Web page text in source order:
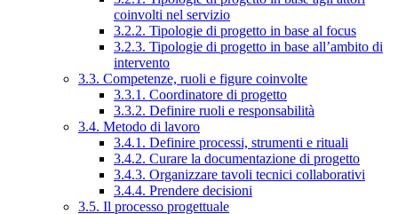
coinvolti nel servizio
3.2.2. Tipologie di progetto in base al focus
3.2.3. Tipologie di progetto in base all’ambito di
intervento
3.3. Competenze, ruoli e figure coinvolte
3.3.1. Coordinatore di progetto
3.3.2. Definire ruoli e responsabilità
3.4. Metodo di lavoro
3.4.1. Definire processi, strumenti e rituali
3.4.2. Curare la documentazione di progetto
3.4.3. Organizzare tavoli tecnici collaborativi
3.4.4. Prendere decisioni
3.5. Il processo progettuale